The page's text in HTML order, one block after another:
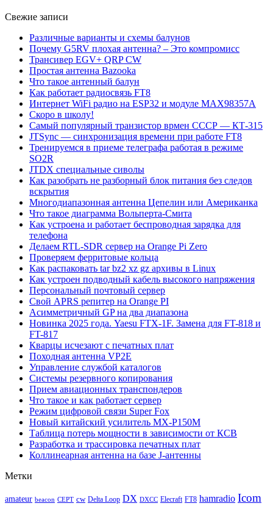
Свежие записи
Различные варианты и схемы балунов
Почему G5RV плохая антенна? – Это компромисс
Трансивер EGV+ QRP CW
Простая антенна Bazooka
Что такое антенный балун
Как работает радиосвязь FT8
Интернет WiFi радио на ESP32 и модуле MAX98357A
Скоро в школу!
Самый популярный транзистор врмен СССР — КТ-315
JTSync — синхронизация времени при работе FT8
Тренируемся в приеме телеграфа работая в режиме
SO2R
JTDX специальные сиволы
Как разобрать не разборный блок питания без следов
вскрытия
Многодиапазонная антенна Цепелин или Американка
Что такое диаграмма Вольперта-Смита
Как устроена и работает беспроводная зарядка для
телефона
Делаем RTL-SDR сервер на Orange Pi Zero
Проверяем ферритовые кольца
Как распаковать tar bz2 xz gz архивы в Linux
Как устроен подводный кабель высокого напряжения
Персональный почтовый сервер
Свой APRS репитер на Orange PI
Асимметричный GP на два диапазона
Новинка 2025 года. Yaesu FTX-1F. Замена для FT-818 и
FT-817
Кварцы исчезают с печатных плат
Походная антенна VP2E
Управление службой каталогов
Системы резервного копирования
Прием авиационных транспондеров
Что такое и как работает сервер
Режим цифровой связи Super Fox
Новый китайский усилитель MX-P150M
Таблица потерь мощности в зависимости от КСВ
Разработка и трассировка печатных плат
Коллинеарная антенна на базе J-антенны
Метки
amateur beacon CEPT cw Delta Loop DX DXCC Elecraft FT8 hamradio Icom